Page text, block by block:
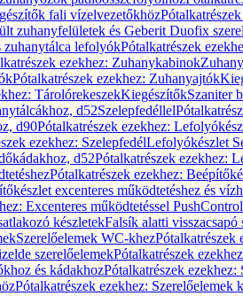
fali vízelvezetőkhöz
zuhanyfelületek és Geberit Duofix
zuhanytálca lefolyókPótalkatrészek
ezekhez: Zuhanykabinok
Pótalkatrészek ezekhez: Zuhanyajtók
TárolórekeszekKiegészítőkSzaniter
d52Szelepfedéllel
d90Pótalkatrészek ezekhez:
ezekhez: SzelepfedélLefolyókészlet
d52Pótalkatrészek ezekhez:
Pótalkatrészek ezekhez:
excenteres működtetéshez és
Excenteres működtetéssel PushControl
készletekFalsík alatti visszacsapó
Szerelőelemek WC-khezPótalkatrészek
szerelőelemekPótalkatrészek
és kádakhozPótalkatrészek
Pótalkatrészek ezekhez: Szerelőelemek